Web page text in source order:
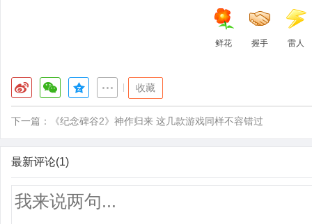
鲜花 握手 雷人
收藏
下一篇： 《纪念碑谷2》神作归来 这几款游戏同样不容错过
最新评论(1)